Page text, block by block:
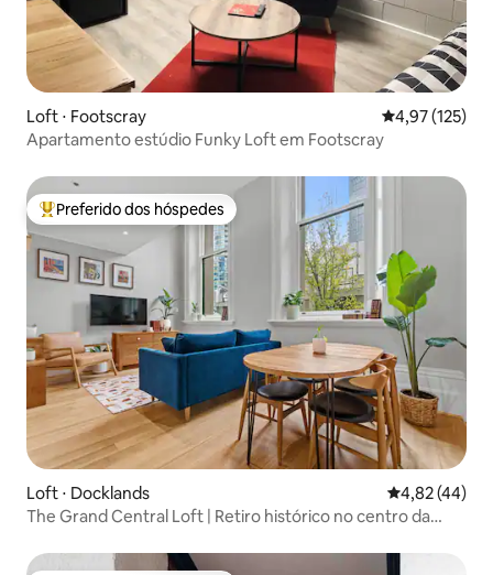
Loft ⋅ Footscray 4,97 de uma
4,97 (125)
Apartamento estúdio Funky Loft em Footscray
Entre os melhores preferidos dos hóspedes
Preferido dos hóspedes
Loft ⋅ Docklands 4,82 de uma
4,82 (44)
The Grand Central Loft | Retiro histórico no centro da